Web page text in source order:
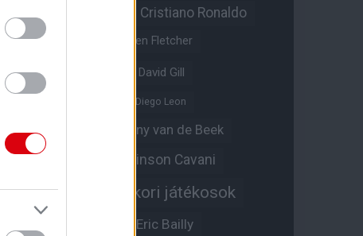
Cristiano Ronaldo
Crystal Palace Darren Fletcher
David De Gea David Gill
Diego Leon
Diogo Dalot
Donny van de Beek
Edinson Cavani
Edzői stáb Egykori játékosok
Eric Bailly